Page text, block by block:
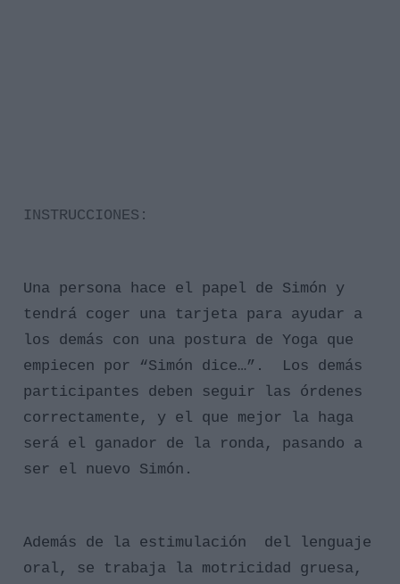
INSTRUCCIONES:
Una persona hace el papel de Simón y
tendrá coger una tarjeta para ayudar a
los demás con una postura de Yoga que
empiecen por “Simón dice…”. Los demás
participantes deben seguir las órdenes
correctamente, y el que mejor la haga
será el ganador de la ronda, pasando a
ser el nuevo Simón.
Además de la estimulación del lenguaje
oral, se trabaja la motricidad gruesa,